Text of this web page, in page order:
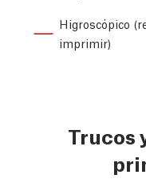
Higroscópico
imprimir)
Trucos